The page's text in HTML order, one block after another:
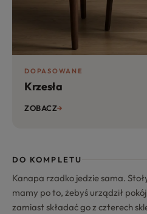
DOPASOWANE
Krzesła
ZOBACZ
DO KOMPLETU
Kanapa rzadko jedzie sama.
mamy po to, żebyś urządził
zamiast składać go z czterech